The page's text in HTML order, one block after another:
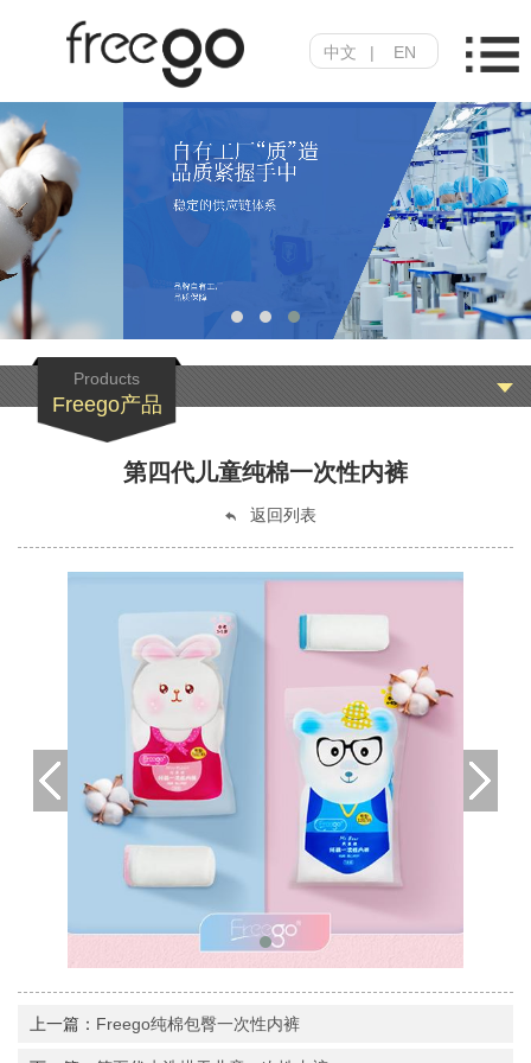
中文 | EN
Products
Freego产品
第四代儿童纯棉一次性内裤
返回列表
上一篇： Freego纯棉包臀一次性内裤